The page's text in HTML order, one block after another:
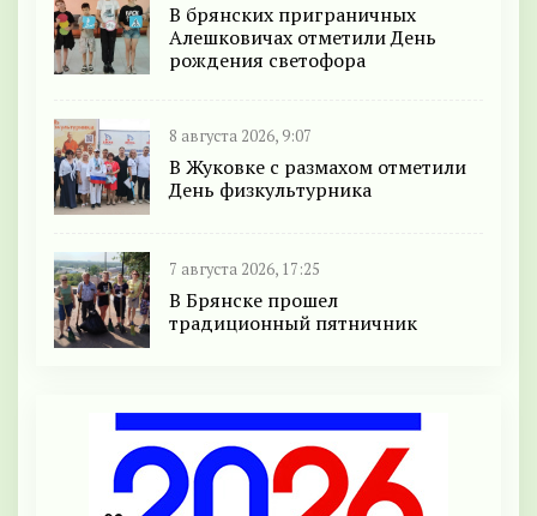
В брянских приграничных
Алешковичах отметили День
рождения светофора
8 августа 2026, 9:07
В Жуковке с размахом отметили
День физкультурника
7 августа 2026, 17:25
В Брянске прошел
традиционный пятничник